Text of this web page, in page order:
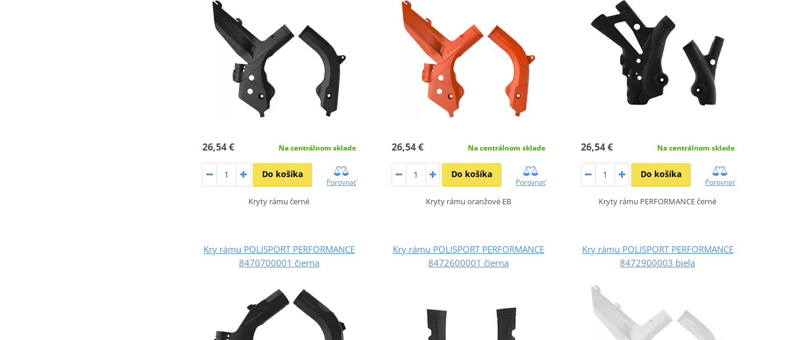
26,54 € Na centrálnom sklade
Do košíka
Porovnať
Kryty rámu černé
26,54 € Na centrálnom sklade
Do košíka
Porovnať
Kryty rámu oranžové EB
26,54 € Na centrálnom sklade
Do košíka
Porovnať
Kryty rámu PERFORMANCE černé
Kry rámu POLISPORT PERFORMANCE
8470700001 čierna
Kry rámu POLISPORT PERFORMANCE
8472600001 čierna
Kry rámu POLISPORT PERFORMANCE
8472900003 biela